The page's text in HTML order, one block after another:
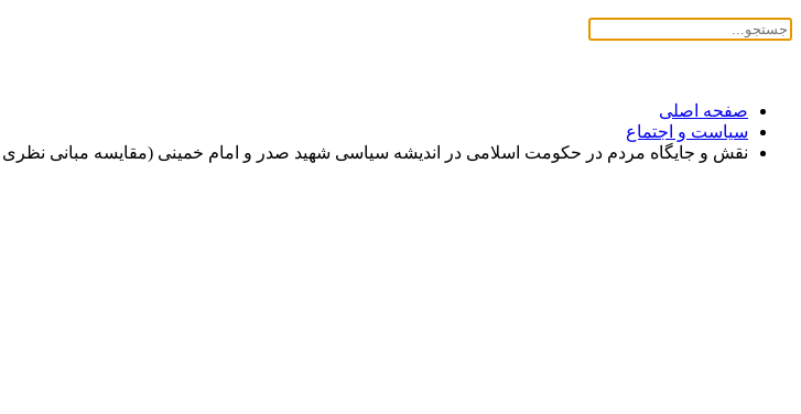
صفحه اصلی
سیاست و اجتماع
نقش و جایگاه مردم در حکومت اسلامی در اندیشه سیاسی شهید صدر و امام خمینی (مقایسه مبانی